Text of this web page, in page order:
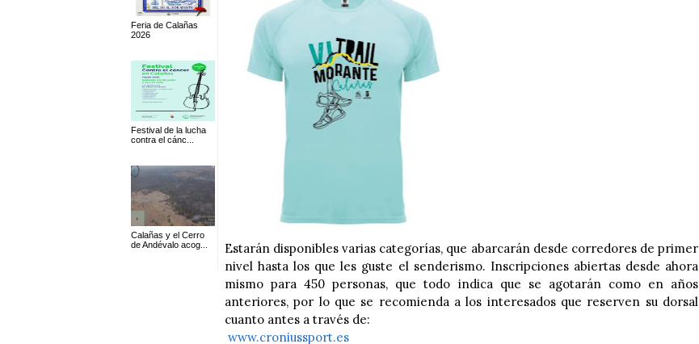
Feria de Calañas
2026
Festival de la lucha
contra el cánc...
Calañas y el Cerro
de Andévalo acog...
Estarán disponibles varias categorías, que abarcarán desde corredores de primer
nivel hasta los que les guste el senderismo. Inscripciones abiertas desde ahora
mismo para 450 personas, que todo indica que se agotarán como en años
anteriores, por lo que se recomienda a los interesados que reserven su dorsal
cuanto antes a través de:
www.croniussport.es